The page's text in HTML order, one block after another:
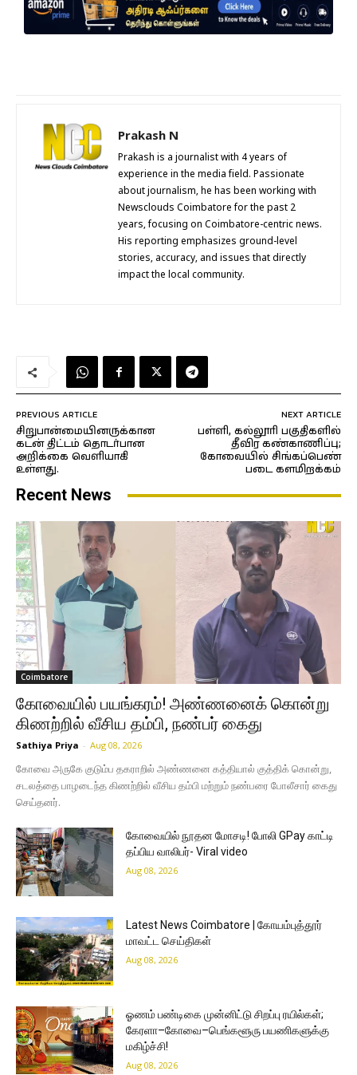
Prakash N
Prakash is a journalist with 4 years of
experience in the media field. Passionate
about journalism, he has been working with
Newsclouds Coimbatore for the past 2
years, focusing on Coimbatore-centric news.
His reporting emphasizes ground-level
stories, accuracy, and issues that directly
impact the local community.
PREVIOUS ARTICLE
சிறுபான்மையினருக்கான
கடன் திட்டம் தொடர்பான
அறிக்கை வெளியாகி
உள்ளது.
NEXT ARTICLE
பள்ளி, கல்லூரி பகுதிகளில்
தீவிர கண்காணிப்பு;
கோவையில் சிங்கப்பெண்
படை களமிறக்கம்
Recent News
Coimbatore
கோவையில் பயங்கரம்! அண்ணனைக் கொன்று
கிணற்றில் வீசிய தம்பி, நண்பர் கைது
Sathiya Priya - Aug 08, 2026
கோவை அருகே குடும்ப தகராறில் அண்ணனை கத்தியால் குத்திக் கொன்று,
சடலத்தை பாழடைந்த கிணற்றில் வீசிய தம்பி மற்றும் நண்பரை போலீசார் கைது
செய்தனர்.
கோவையில் நூதன மோசடி! போலி GPay காட்டி
தப்பிய வாலிபர்- Viral video
Aug 08, 2026
Latest News Coimbatore | கோயம்புத்தூர்
மாவட்ட செய்திகள்
Aug 08, 2026
ஓணம் பண்டிகை முன்னிட்டு சிறப்பு ரயில்கள்;
கேரளா–கோவை–பெங்களூரு பயணிகளுக்கு
மகிழ்ச்சி!
Aug 08, 2026